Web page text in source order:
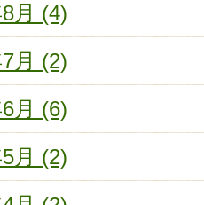
月 (4)
月 (2)
月 (6)
月 (2)